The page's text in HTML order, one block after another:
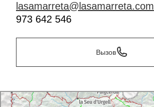
lasamarreta@lasamarreta.com
973 642 546
Вызов